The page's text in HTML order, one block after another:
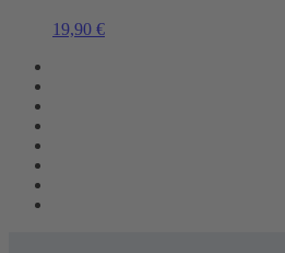
19,90 €